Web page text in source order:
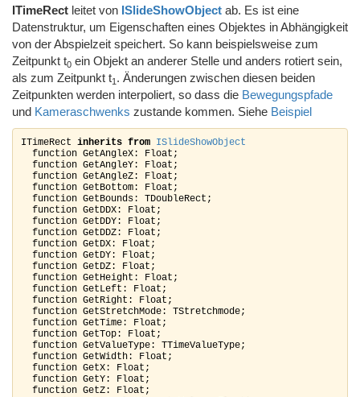
ITimeRect leitet von ISlideShowObject ab. Es ist eine
Datenstruktur, um Eigenschaften eines Objektes in Abhängigkeit
von der Abspielzeit speichert. So kann beispielsweise zum
Zeitpunkt t0 ein Objekt an anderer Stelle und anders rotiert sein,
als zum Zeitpunkt t1 . Änderungen zwischen diesen beiden
Zeitpunkten werden interpoliert, so dass die Bewegungspfade
und Kameraschwenks zustande kommen. Siehe Beispiel
ITimeRect inherits from ISlideShowObject
  function GetAngleX: Float;
  function GetAngleY: Float;
  function GetAngleZ: Float;
  function GetBottom: Float;
  function GetBounds: TDoubleRect;
  function GetDDX: Float;
  function GetDDY: Float;
  function GetDDZ: Float;
  function GetDX: Float;
  function GetDY: Float;
  function GetDZ: Float;
  function GetHeight: Float;
  function GetLeft: Float;
  function GetRight: Float;
  function GetStretchMode: TStretchmode;
  function GetTime: Float;
  function GetTop: Float;
  function GetValueType: TTimeValueType;
  function GetWidth: Float;
  function GetX: Float;
  function GetY: Float;
  function GetZ: Float;